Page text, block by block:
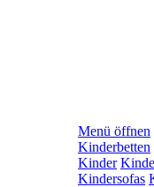
Menü öffnen
Kinderbetten
Kinder
Kindersofas